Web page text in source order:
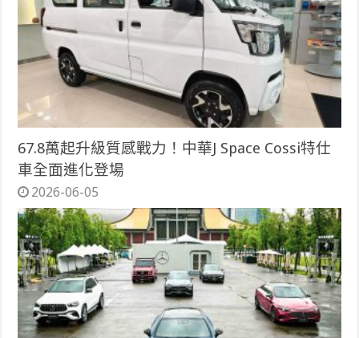
67.8萬起升級質感戰力！中華J Space Cossi特仕
車全面進化登場
2026-06-05